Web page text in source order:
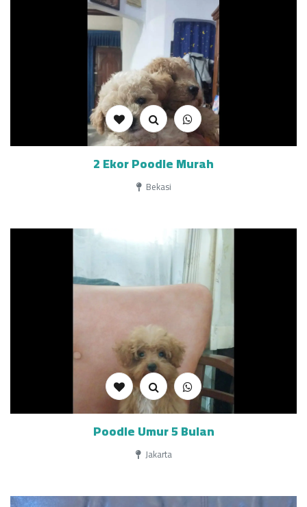
2 Ekor Poodle Murah
Bekasi
Poodle Umur 5 Bulan
Jakarta